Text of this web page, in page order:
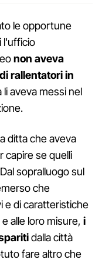
le opportune
l'ufficio
non aveva
rallentatori in
aveva messi nel
ditta che aveva
capire se quelli
sopralluogo sul
che
e di caratteristiche
alle loro misure, i
dalla città
fare altro che